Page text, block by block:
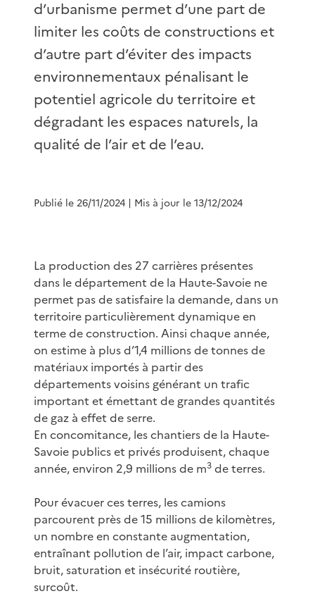
d’urbanisme permet d’une part de
limiter les coûts de constructions et
d’autre part d’éviter des impacts
environnementaux pénalisant le
potentiel agricole du territoire et
dégradant les espaces naturels, la
qualité de l’air et de l’eau.
Publié le 26/11/2024 | Mis à jour le 13/12/2024
La production des 27 carrières présentes
dans le département de la Haute-Savoie ne
permet pas de satisfaire la demande, dans un
territoire particulièrement dynamique en
terme de construction. Ainsi chaque année,
on estime à plus d’1,4 millions de tonnes de
matériaux importés à partir des
départements voisins générant un trafic
important et émettant de grandes quantités
de gaz à effet de serre.
En concomitance, les chantiers de la Haute-
Savoie publics et privés produisent, chaque
année, environ 2,9 millions de m3 de terres.
Pour évacuer ces terres, les camions
parcourent près de 15 millions de kilomètres,
un nombre en constante augmentation,
entraînant pollution de l’air, impact carbone,
bruit, saturation et insécurité routière,
surcoût.